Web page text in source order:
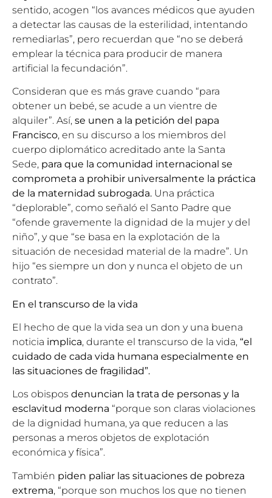
sentido, acogen “los avances médicos que ayuden
a detectar las causas de la esterilidad, intentando
remediarlas”, pero recuerdan que “no se deberá
emplear la técnica para producir de manera
artificial la fecundación”.
Consideran que es más grave cuando “para
obtener un bebé, se acude a un vientre de
alquiler”. Así, se unen a la petición del papa
Francisco, en su discurso a los miembros del
cuerpo diplomático acreditado ante la Santa
Sede, para que la comunidad internacional se
comprometa a prohibir universalmente la práctica
de la maternidad subrogada. Una práctica
“deplorable”, como señaló el Santo Padre que
“ofende gravemente la dignidad de la mujer y del
niño”, y que “se basa en la explotación de la
situación de necesidad material de la madre”. Un
hijo “es siempre un don y nunca el objeto de un
contrato”.
En el transcurso de la vida
El hecho de que la vida sea un don y una buena
noticia implica, durante el transcurso de la vida, “el
cuidado de cada vida humana especialmente en
las situaciones de fragilidad”.
Los obispos denuncian la trata de personas y la
esclavitud moderna “porque son claras violaciones
de la dignidad humana, ya que reducen a las
personas a meros objetos de explotación
económica y física”.
También piden paliar las situaciones de pobreza
extrema, “porque son muchos los que no tienen